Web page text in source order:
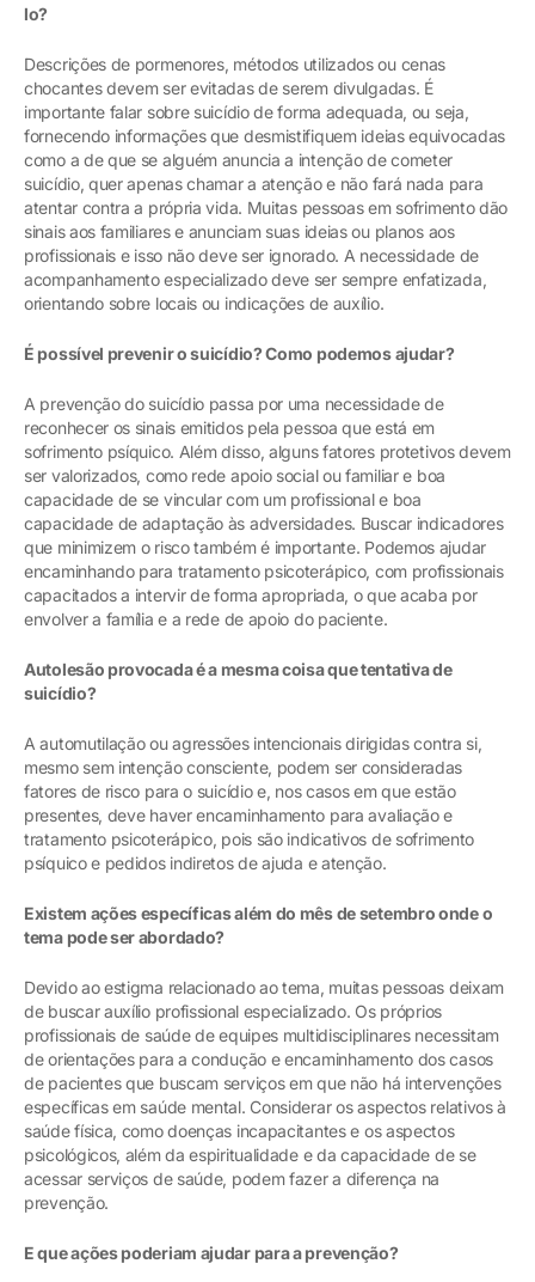
lo?
Descrições de pormenores, métodos utilizados ou cenas
chocantes devem ser evitadas de serem divulgadas. É
importante falar sobre suicídio de forma adequada, ou seja,
fornecendo informações que desmistifiquem ideias equivocadas
como a de que se alguém anuncia a intenção de cometer
suicídio, quer apenas chamar a atenção e não fará nada para
atentar contra a própria vida. Muitas pessoas em sofrimento dão
sinais aos familiares e anunciam suas ideias ou planos aos
profissionais e isso não deve ser ignorado. A necessidade de
acompanhamento especializado deve ser sempre enfatizada,
orientando sobre locais ou indicações de auxílio.
É possível prevenir o suicídio? Como podemos ajudar?
A prevenção do suicídio passa por uma necessidade de
reconhecer os sinais emitidos pela pessoa que está em
sofrimento psíquico. Além disso, alguns fatores protetivos devem
ser valorizados, como rede apoio social ou familiar e boa
capacidade de se vincular com um profissional e boa
capacidade de adaptação às adversidades. Buscar indicadores
que minimizem o risco também é importante. Podemos ajudar
encaminhando para tratamento psicoterápico, com profissionais
capacitados a intervir de forma apropriada, o que acaba por
envolver a família e a rede de apoio do paciente.
Autolesão provocada é a mesma coisa que tentativa de
suicídio?
A automutilação ou agressões intencionais dirigidas contra si,
mesmo sem intenção consciente, podem ser consideradas
fatores de risco para o suicídio e, nos casos em que estão
presentes, deve haver encaminhamento para avaliação e
tratamento psicoterápico, pois são indicativos de sofrimento
psíquico e pedidos indiretos de ajuda e atenção.
Existem ações específicas além do mês de setembro onde o
tema pode ser abordado?
Devido ao estigma relacionado ao tema, muitas pessoas deixam
de buscar auxílio profissional especializado. Os próprios
profissionais de saúde de equipes multidisciplinares necessitam
de orientações para a condução e encaminhamento dos casos
de pacientes que buscam serviços em que não há intervenções
específicas em saúde mental. Considerar os aspectos relativos à
saúde física, como doenças incapacitantes e os aspectos
psicológicos, além da espiritualidade e da capacidade de se
acessar serviços de saúde, podem fazer a diferença na
prevenção.
E que ações poderiam ajudar para a prevenção?